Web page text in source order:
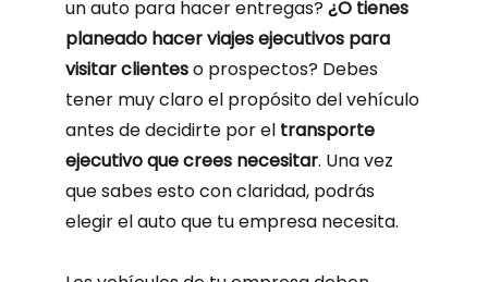
un auto para hacer entregas? ¿O tienes
planeado hacer viajes ejecutivos para
visitar clienteso prospectos? Debes
tener muy claro el propósito del vehículo
antes de decidirte por el transporte
ejecutivo que crees necesitar. Una vez
que sabes esto con claridad, podrás
elegir el auto que tu empresa necesita.